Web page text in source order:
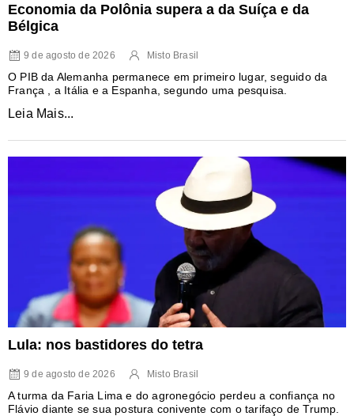
Economia da Polônia supera a da Suíça e da
Bélgica
9 de agosto de 2026 Misto Brasil
O PIB da Alemanha permanece em primeiro lugar, seguido da
França , a Itália e a Espanha, segundo uma pesquisa.
Leia Mais...
Lula: nos bastidores do tetra
9 de agosto de 2026 Misto Brasil
A turma da Faria Lima e do agronegócio perdeu a confiança no
Flávio diante se sua postura conivente com o tarifaço de Trump.